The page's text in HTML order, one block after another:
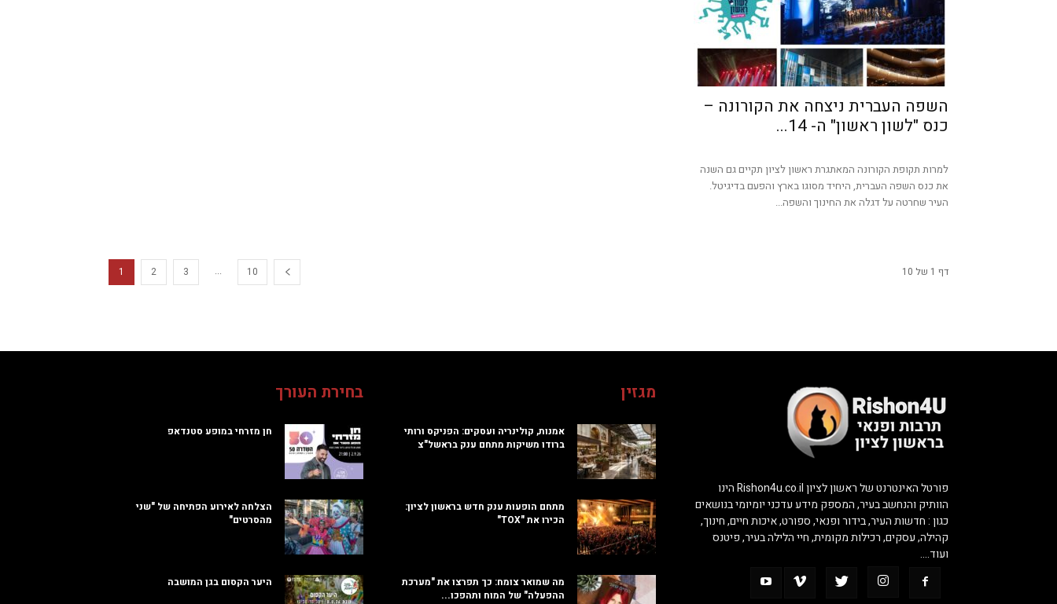
השפה העברית ניצחה את הקורונה –
כנס "לשון ראשון" ה- 14...
למרות תקופת הקורונה המאתגרת ראשון לציון תקיים גם השנה
את כנס השפה העברית, היחיד מסוגו בארץ והפעם בדיגיטל.
העיר שחרטה על דגלה את החינוך והשפה...
1 2 3 ... 10 דף 1 של 10
בחירת העורך
חן מזרחי במופע סטנדאפ
הצלחה לאירוע הפתיחה של "שני
מהסרטים"
היער הקסום בגן המושבה
מגזין
אמנות, קולינריה ועסקים: הפניקס ורותי
ברודו משיקות מתחם ענק בראשל"צ
מתחם הופעות ענק חדש בראשון לציון:
הכירו את "TOX"
מה שמואר צומח: כך תפרצו את "מערכת
ההפעלה" של המוח ותהפכו...
פורטל האינטרנט של ראשון לציון Rishon4u.co.il הינו
הוותיק והנחשב בעיר, המספק מידע עדכני יומיומי בנושאים
כגון : חדשות העיר, בידור ופנאי, ספורט, איכות חיים, חינוך,
קהילה, עסקים, רכילות מקומית, חיי הלילה בעיר, פיטנס
ועוד….